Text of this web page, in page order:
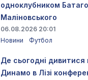
одноклубником
Маліновського
06.08.2026 20:01
Новини
Футбол
Де сьогодні дивитися
Динамо в Лізі